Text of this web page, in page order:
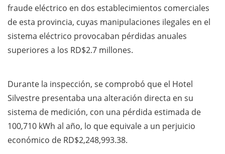
fraude eléctrico en dos establecimientos comerciales
de esta provincia, cuyas manipulaciones ilegales en el
sistema eléctrico provocaban pérdidas anuales
superiores a los RD$2.7 millones.
Durante la inspección, se comprobó que el Hotel
Silvestre presentaba una alteración directa en su
sistema de medición, con una pérdida estimada de
100,710 kWh al año, lo que equivale a un perjuicio
económico de RD$2,248,993.38.